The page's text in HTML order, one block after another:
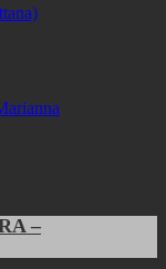
–